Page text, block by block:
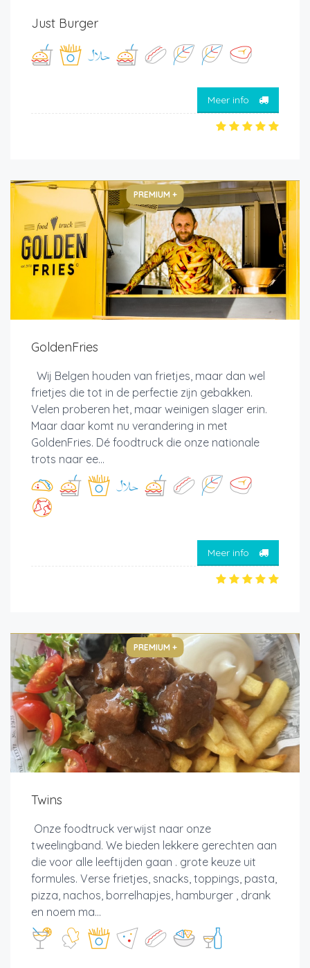
Just Burger
Meer info
PREMIUM +
GoldenFries
Wij Belgen houden van frietjes, maar dan wel
frietjes die tot in de perfectie zijn gebakken.
Velen proberen het, maar weinigen slager erin.
Maar daar komt nu verandering in met
GoldenFries. Dé foodtruck die onze nationale
trots naar ee...
Meer info
PREMIUM +
Twins
Onze foodtruck verwijst naar onze
tweelingband. We bieden lekkere gerechten aan
die voor alle leeftijden gaan . grote keuze uit
formules. Verse frietjes, snacks, toppings, pasta,
pizza, nachos, borrelhapjes, hamburger , drank
en noem ma...